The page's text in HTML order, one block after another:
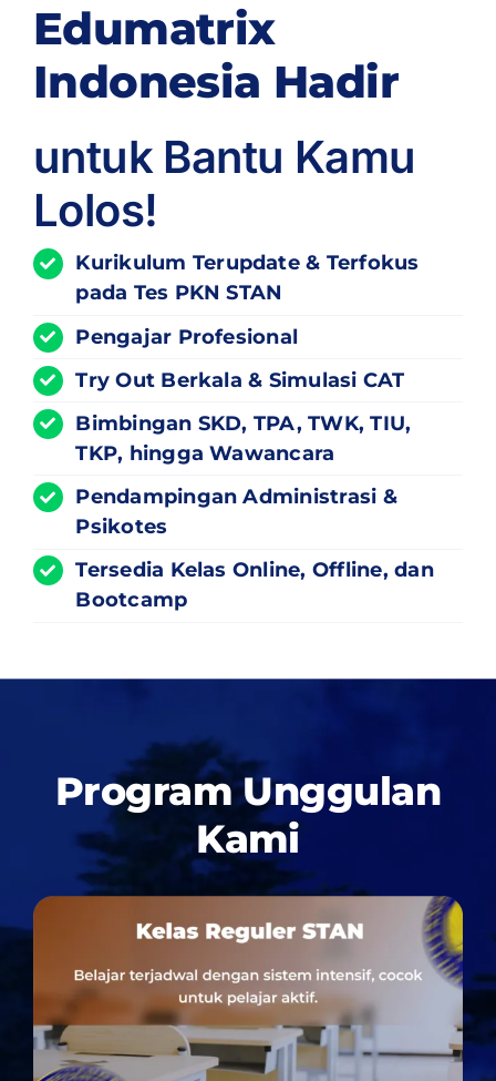
Edumatrix
Indonesia Hadir
untuk Bantu Kamu
Lolos!
Kurikulum Terupdate& Terfokus
pada Tes PKN STAN
Pengajar Profesional
Try Out Berkala & Simulasi CAT
Bimbingan SKD, TPA, TWK, TIU,
TKP, hingga Wawancara
Pendampingan Administrasi &
Psikotes
Tersedia Kelas Online, Offline, dan
Bootcamp
Program Unggulan
Kami